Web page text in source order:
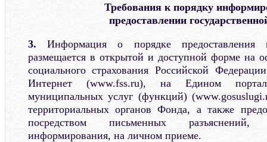
Требования к порядку
предоставлении
3. Информация о порядке предоставления
размещается в открытой и доступной форме на
социального страхования Российской
Интернет (www.fss.ru), на Едином
муниципальных услуг (функций)
территориальных органов Фонда, а также
посредством письменных разъяснений,
информирования, на личном приеме.